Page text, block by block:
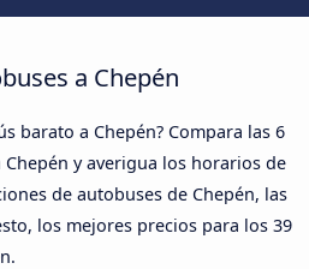
a Chepén
barato a Chepén? Compara las 6
y averigua los horarios de
de autobuses de Chepén, las
los mejores precios para los 39